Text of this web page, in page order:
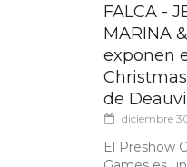
FALCA -
MARINA
exponen
de
diciembre
El Preshow